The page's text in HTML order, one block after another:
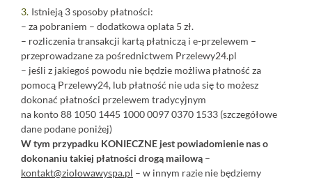
Istnieją 3 sposoby płatności:
– za pobraniem – dodatkowa oplata 5 zł.
– rozliczenia transakcji kartą płatniczą i e-przelewem –
przeprowadzane za pośrednictwem Przelewy24.pl
– jeśli z jakiegoś powodu nie będzie możliwa płatność za
pomocą Przelewy24, lub płatność nie uda się to możesz
dokonać płatności przelewem tradycyjnym
na konto 88 1050 1445 1000 0097 0370 1533 (szczegółowe
dane podane poniżej)
W tym przypadku KONIECZNE jest powiadomienie nas o
dokonaniu takiej płatności drogą mailową –
kontakt@ziolowawyspa.pl – w innym razie nie będziemy